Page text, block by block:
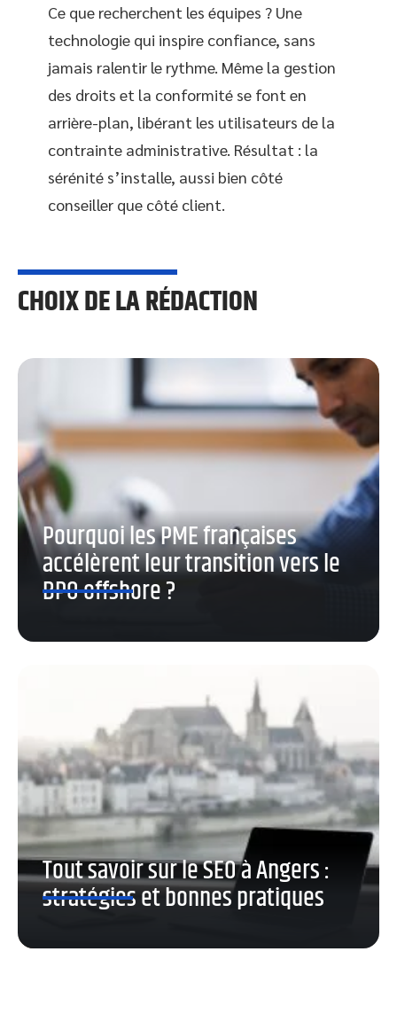
Ce que recherchent les équipes ? Une
technologie qui inspire confiance, sans
jamais ralentir le rythme. Même la gestion
des droits et la conformité se font en
arrière-plan, libérant les utilisateurs de la
contrainte administrative. Résultat : la
sérénité s’installe, aussi bien côté
conseiller que côté client.
CHOIX DE LA RÉDACTION
Pourquoi les PME françaises
accélèrent leur transition vers le
BPO offshore ?
Tout savoir sur le SEO à Angers :
stratégies et bonnes pratiques